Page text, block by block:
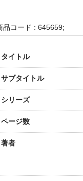
品コード : 645659;
タイトル
サブタイトル
シリーズ
ページ数
著者